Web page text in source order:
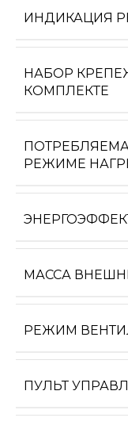
ИНДИКАЦИЯ
НАБОР
КОМПЛЕКТЕ
РЕЖИМЕ
МАССА
РЕЖИМ
ПУЛЬТ